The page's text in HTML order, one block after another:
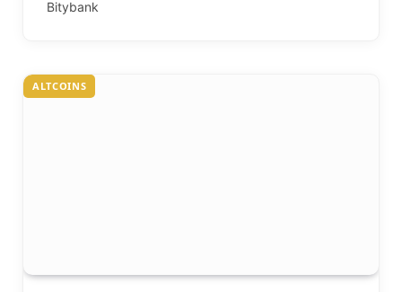
Bitybank
ALTCOINS